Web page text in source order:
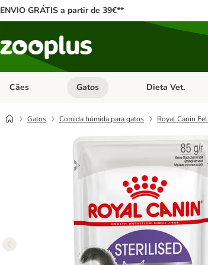
ENVIO GRÁTIS a partir de 39€**
Cães Abrir menu de categoria: Cães
Gatos Abrir menu de
Dieta Vet.
Gatos Comida húmida para gatos Royal Canin